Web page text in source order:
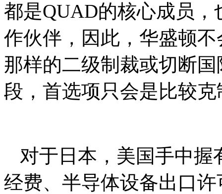
都是QUAD的核心成员
作伙伴，因此，华盛顿
那样的二级制裁或切断
段，首选项只会是比较
对于日本，美国手中
经费、半导体设备出口